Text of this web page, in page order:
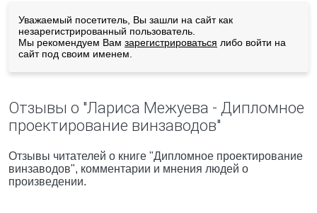
Уважаемый посетитель, Вы зашли на сайт как
незарегистрированный пользователь.
Мы рекомендуем Вам зарегистрироваться либо войти на
сайт под своим именем.
Отзывы о "Лариса Межуева - Дипломное
проектирование винзаводов"
Отзывы читателей о книге "Дипломное проектирование
винзаводов", комментарии и мнения людей о
произведении.